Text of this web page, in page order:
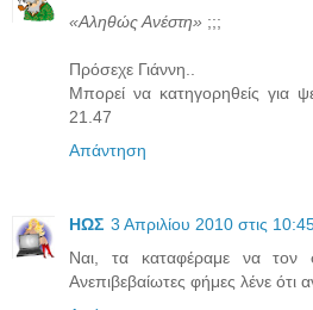
«Αληθώς Ανέστη» ;;;
Πρόσεχε Γιάννη..
Μπορεί να κατηγορηθείς για
21.47
Απάντηση
ΗΩΣ 3 Απριλίου 2010 στις
Ναι, τα καταφέραμε να τον
Ανεπιβεβαίωτες φήμες λένε